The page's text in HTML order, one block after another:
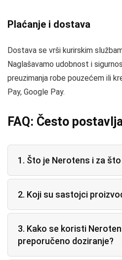
Plaćanje i dostava
Dostava se vrši kurirskim
Naglašavamo udobnost i
preuzimanja robe pouzećem ili
Pay, Google Pay.
FAQ: Često
1. Što je Nerotens i za
2. Koji su sastojci
3. Kako se koristi
preporučeno doziranje?